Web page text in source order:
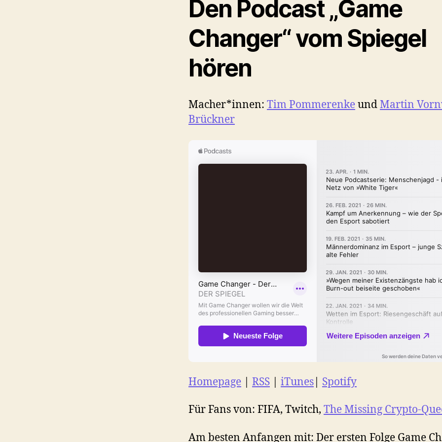
Den Podcast „Game
Changer“ vom Spiegel
hören
Macher*innen: Tim PommerenkeundMartin
Brückner
Homepage RSS iTunes Spotify
Für Fans von: FIFA, Twitch, The Missing Crypto-
Am besten Anfangen mit: Der ersten Folge Game